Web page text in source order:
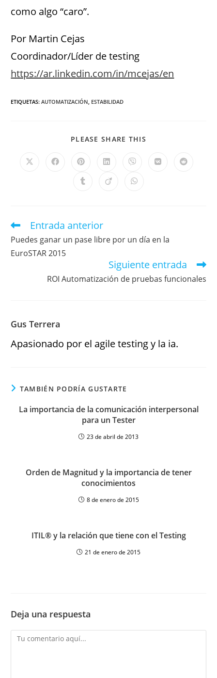
como algo “caro”.
Por Martin Cejas
Coordinador/Líder de testing
https://ar.linkedin.com/in/mcejas/en
ETIQUETAS:AUTOMATIZACIÓN, ESTABILIDAD
PLEASE SHARE THIS
Entrada anterior
Puedes ganar un pase libre por un día en la
EuroSTAR 2015
Siguiente entrada
ROI Automatización de pruebas funcionales
Gus Terrera
Apasionado por el agile testing y la ia.
TAMBIÉN PODRÍA GUSTARTE
La importancia de la comunicación interpersonal
para un Tester
23 de abril de 2013
Orden de Magnitud y la importancia de tener
conocimientos
8 de enero de 2015
ITIL® y la relación que tiene con el Testing
21 de enero de 2015
Deja una respuesta